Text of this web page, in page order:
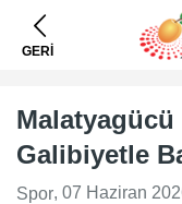
GERİ
Malatyagücü
Galibiyetle
Spor, 07 Haziran